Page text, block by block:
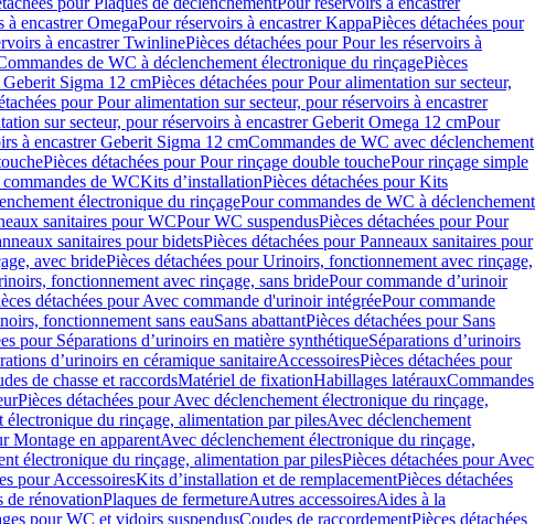
à encastrer OmegaPour réservoirs à encastrer KappaPièces détachées pour
à encastrer TwinlinePièces détachées pour Pour les réservoirs à
de WC à déclenchement électronique du rinçagePièces
Sigma 12 cmPièces détachées pour Pour alimentation sur secteur,
pour Pour alimentation sur secteur, pour réservoirs à encastrer
sur secteur, pour réservoirs à encastrer Geberit Omega 12 cmPour
à encastrer Geberit Sigma 12 cmCommandes de WC avec déclenchement
Pièces détachées pour Pour rinçage double touchePour rinçage simple
de WCKits d’installationPièces détachées pour Kits
électronique du rinçagePour commandes de WC à déclenchement
sanitaires pour WCPour WC suspendusPièces détachées pour Pour
sanitaires pour bidetsPièces détachées pour Panneaux sanitaires pour
avec bridePièces détachées pour Urinoirs, fonctionnement avec rinçage,
fonctionnement avec rinçage, sans bridePour commande d’urinoir
détachées pour Avec commande d'urinoir intégréePour commande
fonctionnement sans eauSans abattantPièces détachées pour Sans
pour Séparations d’urinoirs en matière synthétiqueSéparations d’urinoirs
d’urinoirs en céramique sanitaireAccessoiresPièces détachées pour
de chasse et raccordsMatériel de fixationHabillages latérauxCommandes
Pièces détachées pour Avec déclenchement électronique du rinçage,
électronique du rinçage, alimentation par pilesAvec déclenchement
Montage en apparentAvec déclenchement électronique du rinçage,
électronique du rinçage, alimentation par pilesPièces détachées pour Avec
pour AccessoiresKits d’installation et de remplacementPièces détachées
de rénovationPlaques de fermetureAutres accessoiresAides à la
pour WC et vidoirs suspendusCoudes de raccordementPièces détachées